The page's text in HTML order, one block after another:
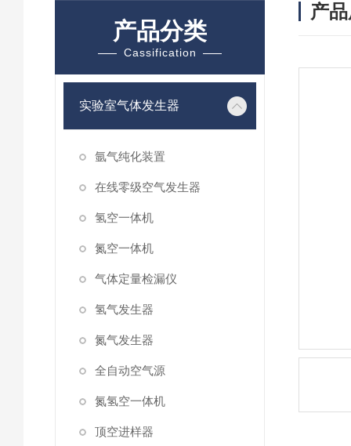
产品分类
Cassification
实验室气体发生器
氩气纯化装置
在线零级空气发生器
氢空一体机
氮空一体机
气体定量检漏仪
氢气发生器
氮气发生器
全自动空气源
氮氢空一体机
顶空进样器
产